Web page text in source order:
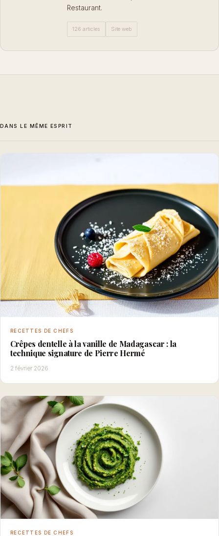
Restaurant.
126 articles Site web
DANS LE MÊME ESPRIT
RECETTES DE CHEFS
Crêpes dentelle à la vanille de Madagascar : la
technique signature de Pierre Hermé
2 février 2026
RECETTES DE CHEFS